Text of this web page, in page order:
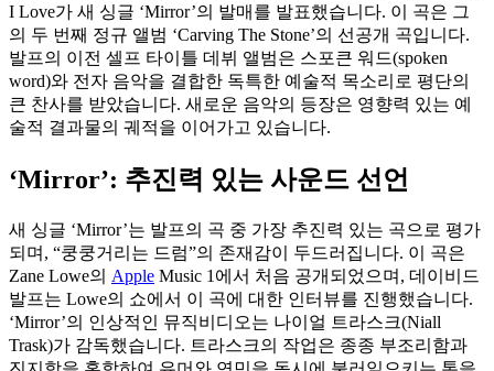
I Love가 새 싱글 ‘Mirror’의 발매를 발표했습니다. 이 곡은 그
의 두 번째 정규 앨범 ‘Carving The Stone’의 선공개 곡입니다.
발프의 이전 셀프 타이틀 데뷔 앨범은 스포큰 워드(spoken
word)와 전자 음악을 결합한 독특한 예술적 목소리로 평단의
큰 찬사를 받았습니다. 새로운 음악의 등장은 영향력 있는 예
술적 결과물의 궤적을 이어가고 있습니다.
‘Mirror’: 추진력 있는 사운드 선언
새 싱글 ‘Mirror’는 발프의 곡 중 가장 추진력 있는 곡으로 평가
되며, “쿵쿵거리는 드럼”의 존재감이 두드러집니다. 이 곡은
Zane Lowe의 Apple Music 1에서 처음 공개되었으며, 데이비드
발프는 Lowe의 쇼에서 이 곡에 대한 인터뷰를 진행했습니다.
‘Mirror’의 인상적인 뮤직비디오는 나이얼 트라스크(Niall
Trask)가 감독했습니다. 트라스크의 작업은 종종 부조리함과